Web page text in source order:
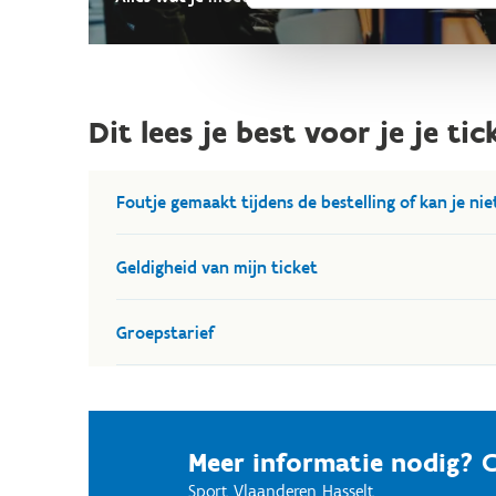
Dit lees je best voor je je
Foutje gemaakt tijdens de bestelling of kan je
Wij kunnen jouw tickets voor vrij schaatsen
Geldigheid van mijn ticket
Tickets zijn enkel geldig voor de schaatsbeurten
Groepstarief
Heb je graag een factuur van je aankoop, dan
Meer informatie nodig?
Sport Vlaanderen Hasselt